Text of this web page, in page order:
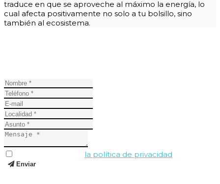
traduce en que se aproveche al máximo la energía, lo
cual afecta positivamente no solo a tu bolsillo, sino
también al ecosistema.
la política de privacidad
Enviar